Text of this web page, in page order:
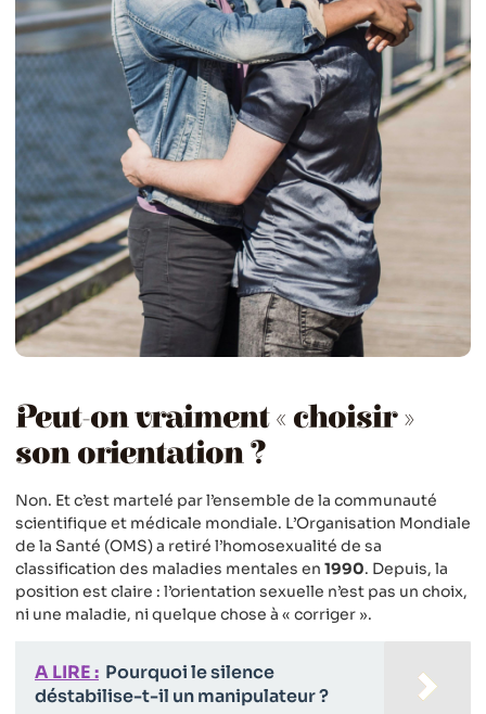
Peut-on vraiment « choisir »
son orientation ?
Non. Et c’est martelé par l’ensemble de la communauté
scientifique et médicale mondiale. L’Organisation Mondiale
de la Santé (OMS) a retiré l’homosexualité de sa
classification des maladies mentales en 1990. Depuis, la
position est claire : l’orientation sexuelle n’est pas un choix,
ni une maladie, ni quelque chose à « corriger ».
A LIRE : Pourquoi le silence
déstabilise-t-il un manipulateur ?